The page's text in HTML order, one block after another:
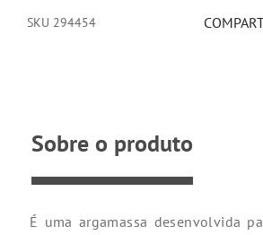
SKU 294454
Sobre o produto
É uma argamassa desenvolvida